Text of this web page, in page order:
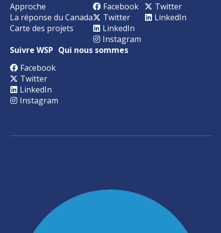
Approche
La réponse du Canada
Carte des projets
Facebook
Twitter
LinkedIn
Instagram
Twitter
LinkedIn
Suivre WSP
Facebook
Twitter
LinkedIn
Instagram
Qui nous sommes